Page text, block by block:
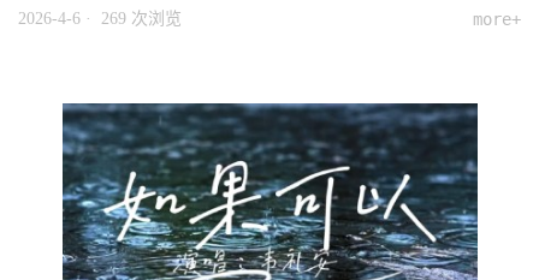
2026-4-6 · 269 次浏览 more+